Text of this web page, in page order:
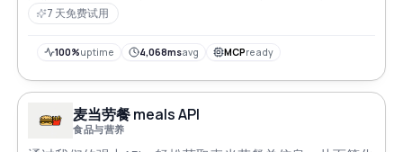
7 天免费试用
100%uptime 4,068msavg MCPready
麦当劳餐 meals API
食品与营养